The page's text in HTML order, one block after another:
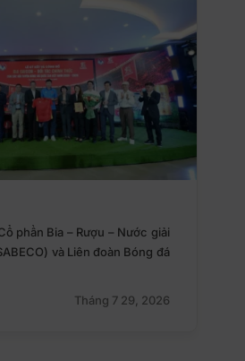
phần Bia – Rượu – Nước giải
và Liên đoàn Bóng đá
Tháng 7 29, 2026